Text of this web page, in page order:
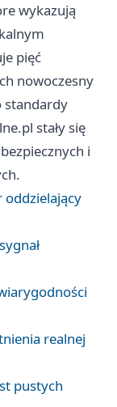
wykazują
pięć
nowoczesny
standardy
stały się
i
oddzielający
realnej
pustych